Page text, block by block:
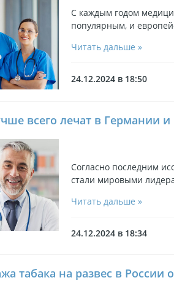
С каждым годом
популярным, и
Читать дальше »
24.12.2024 в 18:50
всего лечат в Германии
Согласно последним
стали мировыми
Читать дальше »
24.12.2024 в 18:34
табака на развес в России